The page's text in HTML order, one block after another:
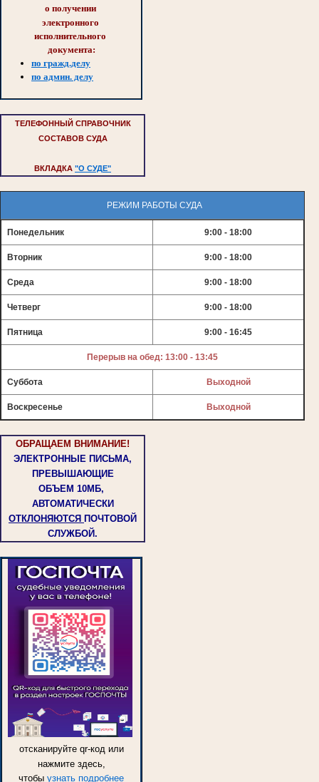
о получении
электронного
исполнительного
документа:
по гражд.делу
по админ. делу
ТЕЛЕФОННЫЙ СПРАВОЧНИК
СОСТАВОВ СУДА
ВКЛАДКА "О СУДЕ"
РЕЖИМ РАБОТЫ СУДА
Понедельник 9:00 - 18:00
Вторник 9:00 - 18:00
Среда 9:00 - 18:00
Четверг 9:00 - 18:00
Пятница 9:00 - 16:45
Перерыв на обед: 13:00 - 13:45
Суббота Выходной
Воскресенье Выходной
ОБРАЩАЕМ ВНИМАНИЕ!
ЭЛЕКТРОННЫЕ ПИСЬМА,
ПРЕВЫШАЮЩИЕ
ОБЪЕМ 10МБ,
АВТОМАТИЧЕСКИ
ОТКЛОНЯЮТСЯ ПОЧТОВОЙ
СЛУЖБОЙ.
отсканируйте qr-код или
нажмите здесь,
чтобы узнать подробнее